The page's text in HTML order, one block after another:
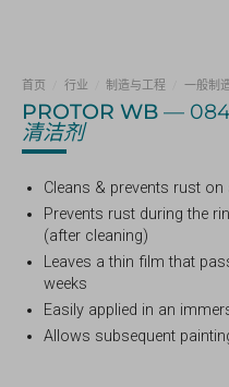
首页 行业 制造与工程 一般制
PROTOR WB —
清洁剂
Cleans & prevents rust
Prevents rust during the
(after cleaning)
Leaves a thin film that
weeks
Easily applied in an
Allows subsequent